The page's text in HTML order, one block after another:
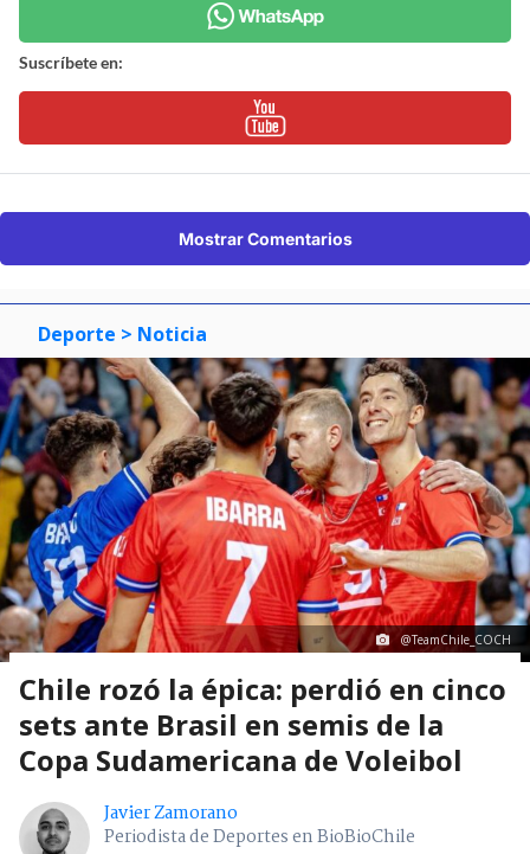
Suscríbete en:
Mostrar Comentarios
Deporte > Noticia
@TeamChile_COCH
Chile rozó la épica: perdió en cinco
sets ante Brasil en semis de la
Copa Sudamericana de Voleibol
Javier Zamorano
Periodista de Deportes en BioBioChile